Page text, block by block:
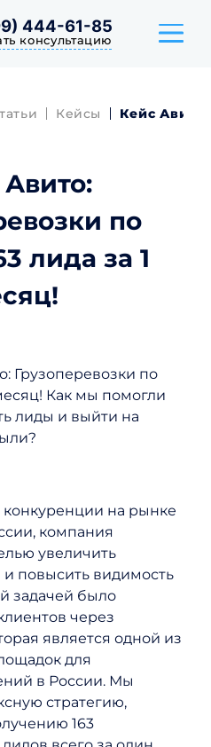
444-61-85
консультацию
Кейсы Кейс Авито:
по
лида за 1
Грузоперевозки по
Как мы помогли
лиды и выйти на
конкуренции на рынке
компания
увеличить
и повысить видимость
задачей было
через
является одной из
для
в России. Мы
стратегию,
163